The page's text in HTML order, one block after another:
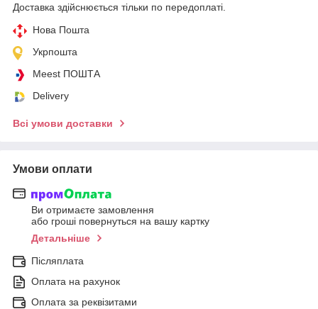
Доставка здійснюється тільки по передоплаті.
Нова Пошта
Укрпошта
Meest ПОШТА
Delivery
Всі умови доставки
Умови оплати
Ви отримаєте замовлення
або гроші повернуться на вашу картку
Детальніше
Післяплата
Оплата на рахунок
Оплата за реквізитами